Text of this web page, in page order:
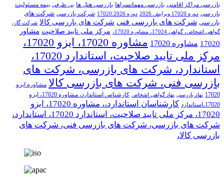
بازرسی مراکز اقامتی بازرسی مهمانسراها بازرسی هتل ها بی طرفی بیمه مسئولیت
بازرسی دوره 17020 ویرایش 2026 دوره 17020:2026 شرکت بازرسی شرکت های
بازرسی شرکت های بازرسی فنی شرکت های بازرسی کالا شرکت گاز،
گواهی اشخاص، گواهی 17024، مشاوره 17020،
مرکز ملی تایید صلاحیت مشاور
17020 مشاوره 17020
مشاوره 17020، ایزو 17020،
مرکز ملی تایید صلاحیت، استاندارد 17020،
استاندارد، شرکت های بازرسی، شرکت های
بازرسی فنی، شرکت های بازرسی کالا مشاوره ایزو
17020 نهاد بازرسی نهاد گواهی اشخاص
کارشناس استاندارد، مشاوره 17020، ایزو
17020،استاندارد
کارشناسان استاندارد،، مشاوره 17020، ایزو
17020، مرکز ملی تایید صلاحیت، استاندارد 17020، استاندارد،
شرکت های بازرسی، شرکت های بازرسی فنی، شرکت های
بازرسی کالا،